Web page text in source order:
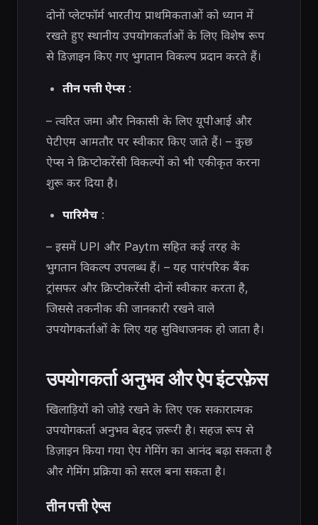
दोनों प्लेटफॉर्म भारतीय प्राथमिकताओं को ध्यान में
रखते हुए स्थानीय उपयोगकर्ताओं के लिए विशेष रूप
से डिज़ाइन किए गए भुगतान विकल्प प्रदान करते हैं।
तीन पत्ती ऐप्स:
– त्वरित जमा और निकासी के लिए यूपीआई और
पेटीएम आमतौर पर स्वीकार किए जाते हैं। – कुछ
ऐप्स ने क्रिप्टोकरेंसी विकल्पों को भी एकीकृत करना
शुरू कर दिया है।
पारिमैच:
– इसमें UPI और Paytm सहित कई तरह के
भुगतान विकल्प उपलब्ध हैं। – यह पारंपरिक बैंक
ट्रांसफर और क्रिप्टोकरेंसी दोनों स्वीकार करता है,
जिससे तकनीक की जानकारी रखने वाले
उपयोगकर्ताओं के लिए यह सुविधाजनक हो जाता है।
उपयोगकर्ता अनुभव और ऐप इंटरफ़ेस
खिलाड़ियों को जोड़े रखने के लिए एक सकारात्मक
उपयोगकर्ता अनुभव बेहद ज़रूरी है। सहज रूप से
डिज़ाइन किया गया ऐप गेमिंग का आनंद बढ़ा सकता है
और गेमिंग प्रक्रिया को सरल बना सकता है।
तीन पत्ती ऐप्स